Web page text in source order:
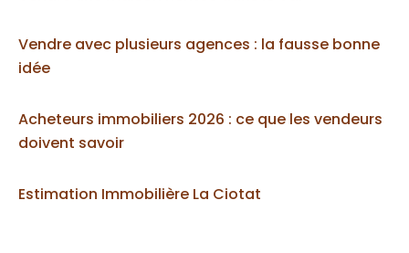
Vendre avec plusieurs agences : la fausse bonne
idée
Acheteurs immobiliers 2026 : ce que les vendeurs
doivent savoir
Estimation Immobilière La Ciotat